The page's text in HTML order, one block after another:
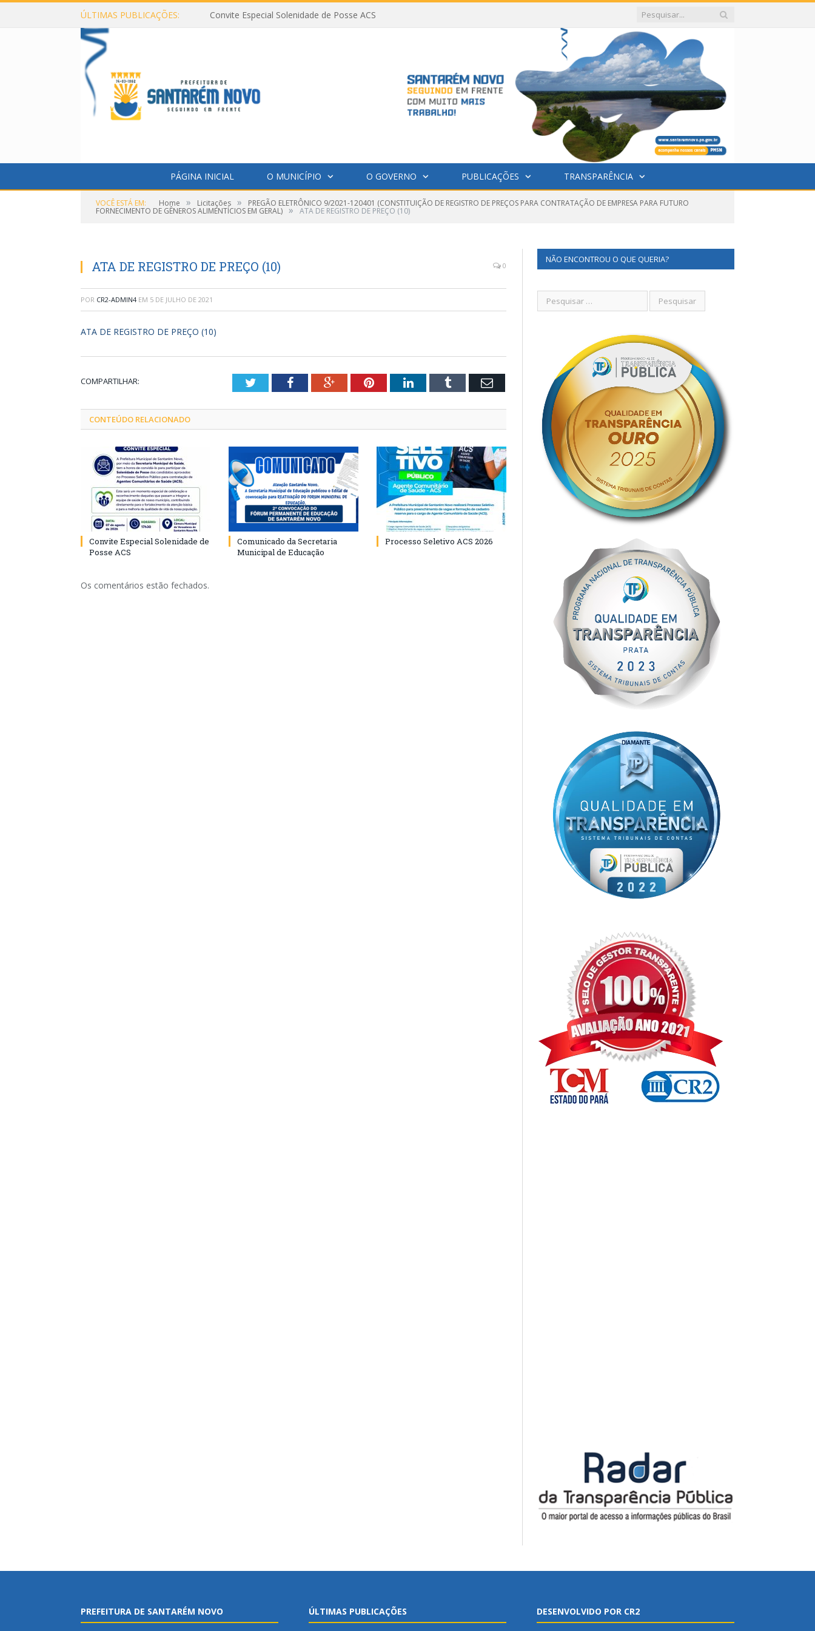
ÚLTIMAS PUBLICAÇÕES: Convite Especial Solenidade de Posse ACS
PÁGINA INICIAL O MUNICÍPIO O GOVERNO PUBLICAÇÕES TRANSPARÊNCIA
VOCÊ ESTÁ EM: Home » Licitações » PREGÃO ELETRÔNICO 9/2021-120401 (CONSTITUIÇÃO DE REGISTRO DE PREÇOS PARA CONTRATAÇÃO DE EMPRESA PARA FUTURO
FORNECIMENTO DE GÊNEROS ALIMENTÍCIOS EM GERAL) » ATA DE REGISTRO DE PREÇO (10)
ATA DE REGISTRO DE PREÇO (10) 0
POR CR2-ADMIN4 EM 5 DE JULHO DE 2021
ATA DE REGISTRO DE PREÇO (10)
COMPARTILHAR: TwitterFacebookGoogle+PinterestLinkedInTumblr Email
CONTEÚDO RELACIONADO
Convite Especial Solenidade de
Posse ACS
Comunicado da Secretaria
Municipal de Educação
Processo Seletivo ACS 2026
Os comentários estão fechados.
NÃO ENCONTROU O QUE QUERIA?
PREFEITURA DE SANTARÉM NOVO ÚLTIMAS PUBLICAÇÕES DESENVOLVIDO POR CR2